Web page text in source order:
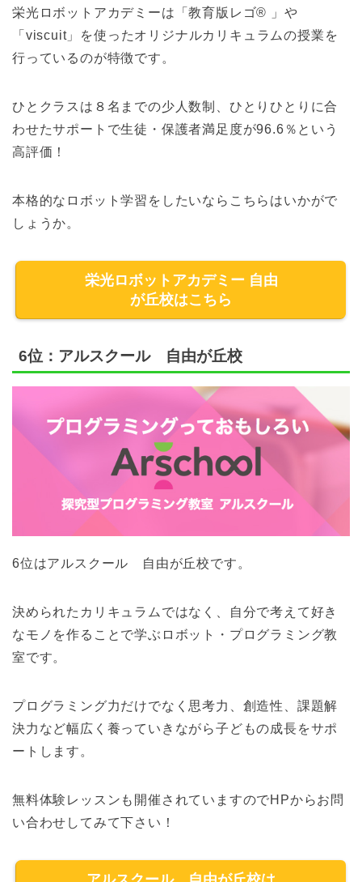
栄光ロボットアカデミーは「教育版レゴ® 」や
「viscuit」を使ったオリジナルカリキュラムの授業を
行っているのが特徴です。
ひとクラスは８名までの少人数制、ひとりひとりに合
わせたサポートで生徒・保護者満足度が96.6％という
高評価！
本格的なロボット学習をしたいならこちらはいかがで
しょうか。
栄光ロボットアカデミー 自由
が丘校はこちら
6位：アルスクール 自由が丘校
6位はアルスクール 自由が丘校です。
決められたカリキュラムではなく、自分で考えて好き
なモノを作ることで学ぶロボット・プログラミング教
室です。
プログラミング力だけでなく思考力、創造性、課題解
決力など幅広く養っていきながら子どもの成長をサポ
ートします。
無料体験レッスンも開催されていますのでHPからお問
い合わせしてみて下さい！